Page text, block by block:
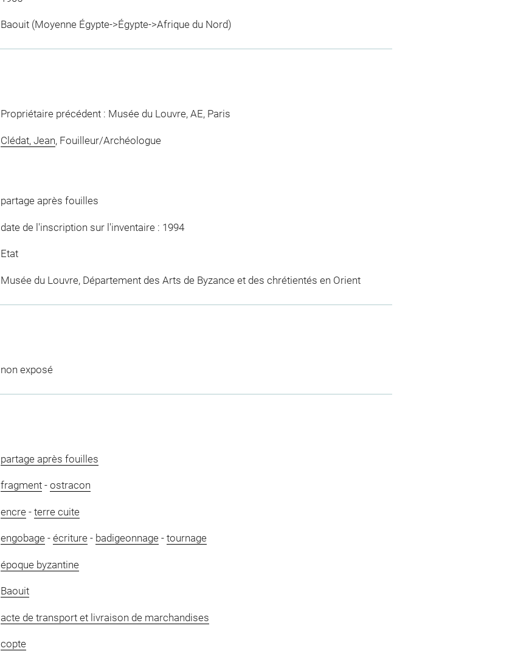
Baouit (Moyenne Égypte->Égypte->Afrique du Nord)
Propriétaire précédent : Musée du Louvre, AE, Paris
Clédat, Jean, Fouilleur/Archéologue
partage après fouilles
date de l'inscription sur l'inventaire : 1994
Etat
Musée du Louvre, Département des Arts de Byzance et des chrétientés en Orient
non exposé
partage après fouilles
fragment- ostracon
encre- terre cuite
engobage- écriture- badigeonnage- tournage
époque byzantine
Baouit
acte de transport et livraison de marchandises
copte